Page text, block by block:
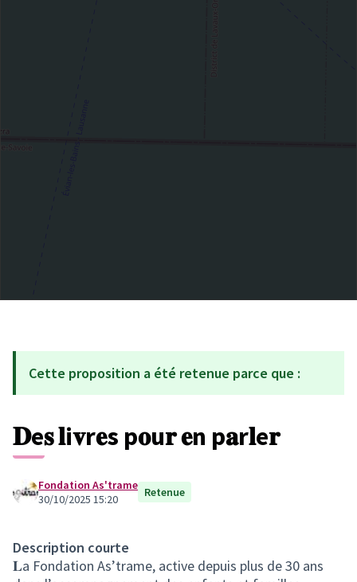
Cette proposition a été retenue parce que :
𝐃e𝐬 𝐥i𝐯r𝐞s p𝐨u𝐫 𝐞n p𝐚r𝐥e𝐫
Fondation As'trame
30/10/2025 15:20
Retenue
Description courte
𝐋a Fondation As’trame, active depuis plus de 30 ans